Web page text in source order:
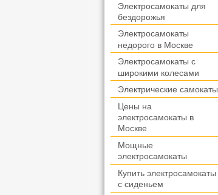
Электросамокаты для
бездорожья
Электросамокаты
недорого в Москве
Электросамокаты с
широкими колесами
Электрические самокаты
Цены на
электросамокаты в
Москве
Мощные
электросамокаты
Купить электросамокаты
с сиденьем